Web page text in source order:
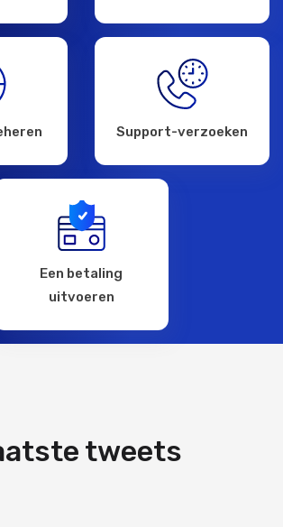
Support-verzoeken
Een betaling
uitvoeren
tweets